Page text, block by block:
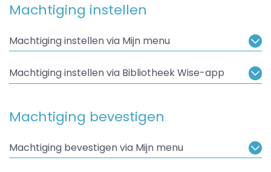
Machtiging instellen
Machtiging instellen via Mijn menu
Machtiging instellen via Bibliotheek Wise-app
Machtiging bevestigen
Machtiging bevestigen via Mijn menu